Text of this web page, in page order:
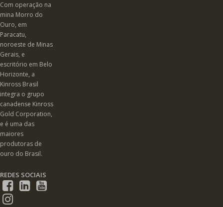
Com operação na
mina Morro do
Ouro, em
Paracatu,
noroeste de Minas
Gerais, e
escritório em Belo
Horizonte, a
Kinross Brasil
integra o grupo
canadense Kinross
Gold Corporation,
e é uma das
maiores
produtoras de
ouro do Brasil.
REDES SOCIAIS